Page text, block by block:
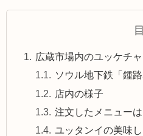
広蔵市場内のユッケチ
ソウル地下鉄「鍾
店内の様子
注文したメニュー
ユッタンイの美味